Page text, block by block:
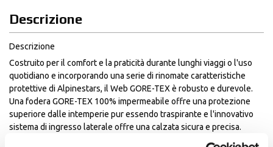
Descrizione
Descrizione
Costruito per il comfort e la praticità durante lunghi viaggi o l'uso
quotidiano e incorporando una serie di rinomate caratteristiche
protettive di Alpinestars, il Web GORE-TEX è robusto e durevole.
Una fodera GORE-TEX 100% impermeabile offre una protezione
superiore dalle intemperie pur essendo traspirante e l'innovativo
sistema di ingresso laterale offre una calzata sicura e precisa.